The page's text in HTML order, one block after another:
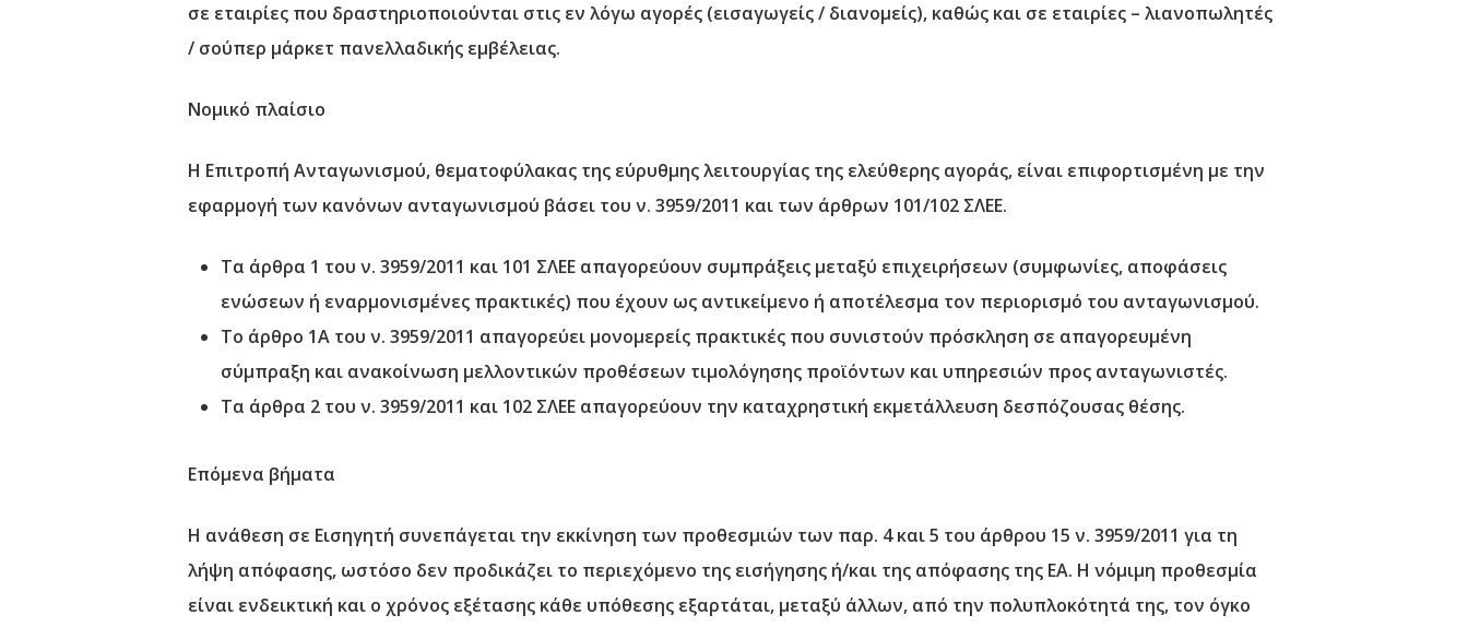
σε εταιρίες που δραστηριοποιούνται στις εν λόγω αγορές (εισαγωγείς / διανομείς), καθώς και σε εταιρίες – λιανοπωλητές
/ σούπερ μάρκετ πανελλαδικής εμβέλειας.
Νομικό πλαίσιο
Η Επιτροπή Ανταγωνισμού, θεματοφύλακας της εύρυθμης λειτουργίας της ελεύθερης αγοράς, είναι επιφορτισμένη με την
εφαρμογή των κανόνων ανταγωνισμού βάσει του ν. 3959/2011 και των άρθρων 101/102 ΣΛΕΕ.
Τα άρθρα 1 του ν. 3959/2011 και 101 ΣΛΕΕ απαγορεύουν συμπράξεις μεταξύ επιχειρήσεων (συμφωνίες, αποφάσεις
ενώσεων ή εναρμονισμένες πρακτικές) που έχουν ως αντικείμενο ή αποτέλεσμα τον περιορισμό του ανταγωνισμού.
Το άρθρο 1Α του ν. 3959/2011 απαγορεύει μονομερείς πρακτικές που συνιστούν πρόσκληση σε απαγορευμένη
σύμπραξη και ανακοίνωση μελλοντικών προθέσεων τιμολόγησης προϊόντων και υπηρεσιών προς ανταγωνιστές.
Τα άρθρα 2 του ν. 3959/2011 και 102 ΣΛΕΕ απαγορεύουν την καταχρηστική εκμετάλλευση δεσπόζουσας θέσης.
Επόμενα βήματα
Η ανάθεση σε Εισηγητή συνεπάγεται την εκκίνηση των προθεσμιών των παρ. 4 και 5 του άρθρου 15 ν. 3959/2011 για τη
λήψη απόφασης, ωστόσο δεν προδικάζει το περιεχόμενο της εισήγησης ή/και της απόφασης της ΕΑ. Η νόμιμη προθεσμία
είναι ενδεικτική και ο χρόνος εξέτασης κάθε υπόθεσης εξαρτάται, μεταξύ άλλων, από την πολυπλοκότητά της, τον όγκο